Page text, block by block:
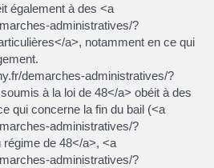
également à des <a
administratives/?
a>, notamment en ce qui
demarches-administratives/?
à la loi de 48</a> obéit à des
qui concerne la fin du bail (<a
administratives/?
de 48</a>, <a
administratives/?